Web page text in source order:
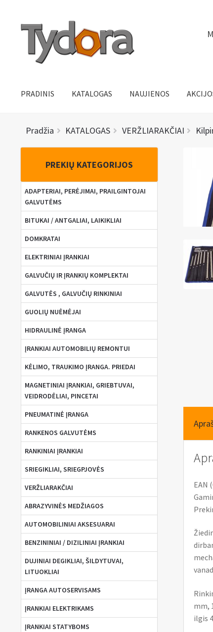
Pereiti
meniu
Pereiti
turinio
PRADINIS KATALOGAS NAUJIENOS
Pradžia KATALOGAS VERŽLIARAKČIAI
EAN
mm,
ilgis
PREKIŲ KATEGORIJOS
ADAPTERIAI, PERĖJIMAI, PRAILGINTOJAI
GALVUTĖMS
BITUKAI / ANTGALIAI, LAIKIKLIAI
DOMKRATAI
ELEKTRINIAI ĮRANKIAI
GALVUČIŲ IR ĮRANKIŲ KOMPLEKTAI
GALVUTĖS , GALVUČIŲ RINKINIAI
GUOLIŲ NUĖMĖJAI
HIDRAULINĖ ĮRANGA
ĮRANKIAI AUTOMOBILIŲ REMONTUI
KĖLIMO, TRAUKIMO ĮRANGA. PRIEDAI
MAGNETINIAI ĮRANKIAI, GRIEBTUVAI,
VEIDRODĖLIAI, PINCETAI
PNEUMATINĖ ĮRANGA
RANKENOS GALVUTĖMS
RANKINIAI ĮRANKIAI
SRIEGIKLIAI, SRIEGPJOVĖS
VERŽLIARAKČIAI
ABRAZYVINĖS MEDŽIAGOS
AUTOMOBILINIAI AKSESUARAI
BENZININIAI / DIZILINIAI ĮRANKIAI
DUJINIAI DEGIKLIAI, ŠILDYTUVAI,
LITUOKLIAI
ĮRANGA AUTOSERVISAMS
ĮRANKIAI ELEKTRIKAMS
ĮRANKIAI STATYBOMS